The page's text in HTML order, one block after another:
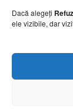
Dacă alegeți Refuz
ele vizibile, dar
7 august 2026
Ouse Valley
7 august 2026